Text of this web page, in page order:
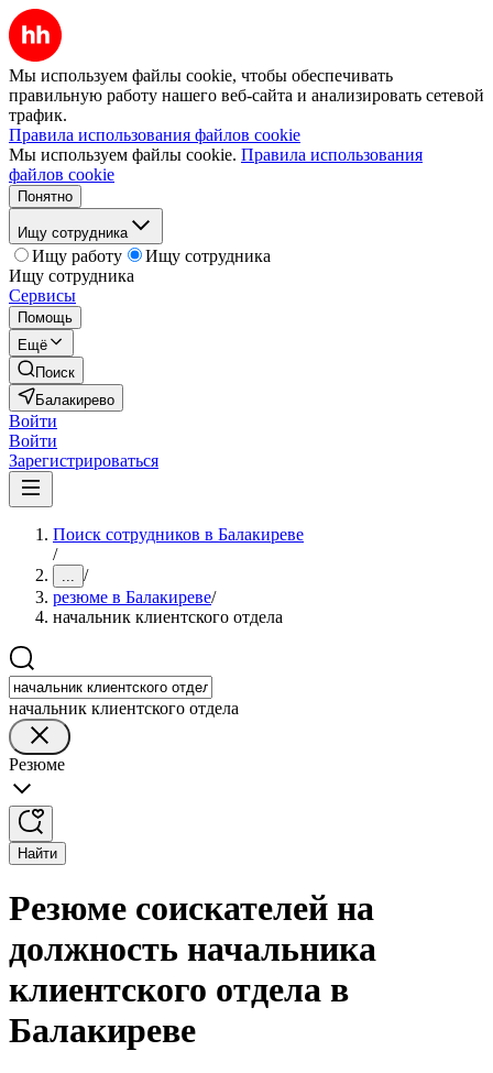
Мы используем файлы cookie, чтобы обеспечивать
правильную работу нашего веб-сайта и анализировать сетевой
трафик.
Правила использования файлов cookie
Мы используем файлы cookie. Правила использования
файлов cookie
Понятно
Ищу сотрудника
Ищу работу
Ищу сотрудника
Ищу сотрудника
Сервисы
Помощь
Ещё
Поиск
Балакирево
Войти
Войти
Зарегистрироваться
Поиск сотрудников в Балакиреве
/
... /
резюме в Балакиреве/
начальник клиентского отдела
начальник клиентского отдела
Резюме
Найти
Резюме соискателей на
должность начальника
клиентского отдела в
Балакиреве